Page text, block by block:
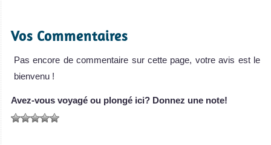
Vos Commentaires
Pas encore de commentaire sur cette page, votre avis est le
bienvenu !
Avez-vous voyagé ou plongé ici? Donnez une note!